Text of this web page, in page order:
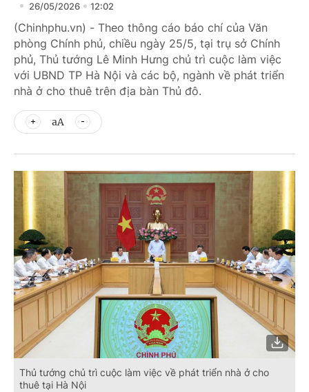
26/05/2026 12:02
(Chinhphu.vn) - Theo thông cáo báo chí của Văn
phòng Chính phủ, chiều ngày 25/5, tại trụ sở Chính
phủ, Thủ tướng Lê Minh Hưng chủ trì cuộc làm việc
với UBND TP Hà Nội và các bộ, ngành về phát triển
nhà ở cho thuê trên địa bàn Thủ đô.
aA
Thủ tướng chủ trì cuộc làm việc về phát triển nhà ở cho
thuê tại Hà Nội